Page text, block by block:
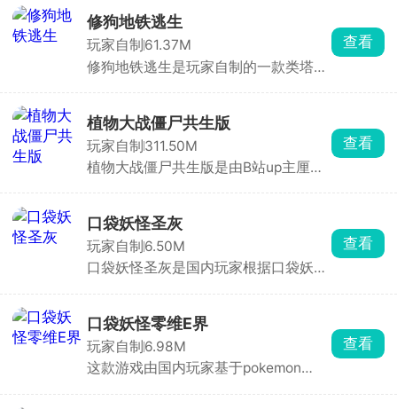
转大肠”的神厨、神似龙叔的铠甲男等
有趣对手。它还有无尽模式与关卡挑
战，操作简单易上手，快来下载，享受
策略割草的乐趣！
定追杀，蜗牛技能非常的强大，能锁定
你的位置，在被追上前体验暴富人生。
修狗地铁逃生
玩家自制 61.37M
修狗地铁逃生是玩家自制的一款类塔科
消灭场内所有的敌人，将物资带回撤离
点，完成撤离任务，为下次作战做好充
分的准备，不断提升战斗实力，以更好
的在战火连天的环境中活下去。
查看
植物大战僵尸共生版
玩家自制311.50M
植物大战僵尸共生版是由B站up主厘子
定阳光数量可以升级植物，每种植物有
三种进化方向，每种进化又有三个级
别，植物的效果会随着升级而改变，每
一次进化都会带来更为强力的能力，在
查看
口袋妖怪圣灰
玩家自制6.50M
口袋妖怪圣灰是国内玩家根据口袋妖怪
师，在广阔世界中捕捉、培养、进化数
百种口袋妖怪，组建专属梦幻阵容。通
过内置作弊菜单，轻松获取稀有妖怪，
解锁全新剧情，畅享前所未有的游戏体
查看
口袋妖怪零维E界
玩家自制6.98M
这款游戏由国内玩家基于pokemon
查看